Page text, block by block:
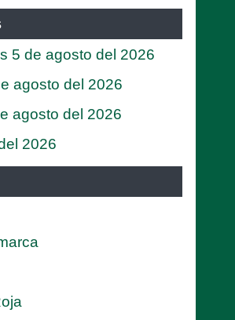
5 de agosto del 2026
agosto del 2026
agosto del 2026
2026